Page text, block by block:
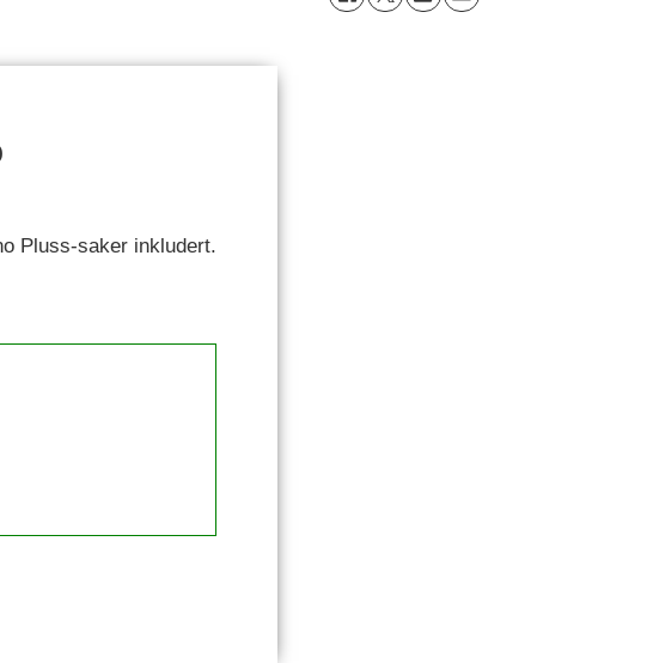
Pluss-saker inkludert.